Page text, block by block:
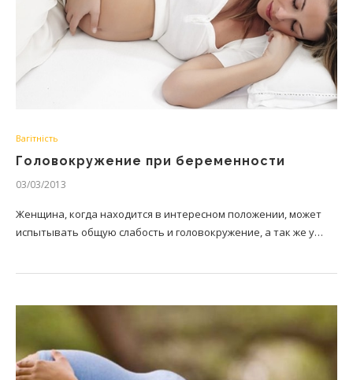
Вагітність
Головокружение при беременности
03/03/2013
Женщина, когда находится в интересном положении, может
испытывать общую слабость и головокружение, а так же у…